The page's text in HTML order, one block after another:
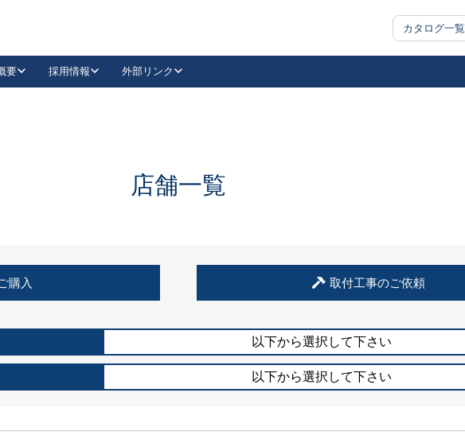
カタログ一覧
抗ウイルス・抗菌製品
要 採用情報 外部リンク
LinkedIn
住宅使用部材標準化推進協議会
店舗一覧
購入 取付工事のご依頼
以下から選択して下さい
以下から選択して下さい